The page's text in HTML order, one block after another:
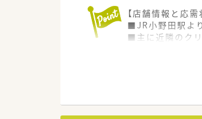
＜こんな方にも
■調剤の経験を積
■生活スタイル
【店舗情報と応需
■JR小野田駅よ
■主に近隣のクリ
■今回は、店舗
■患者様とのコ
■協調性があり